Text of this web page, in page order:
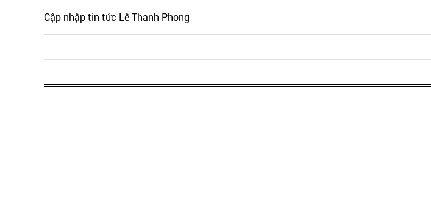
Cập nhập tin tức Lê Thanh Phong